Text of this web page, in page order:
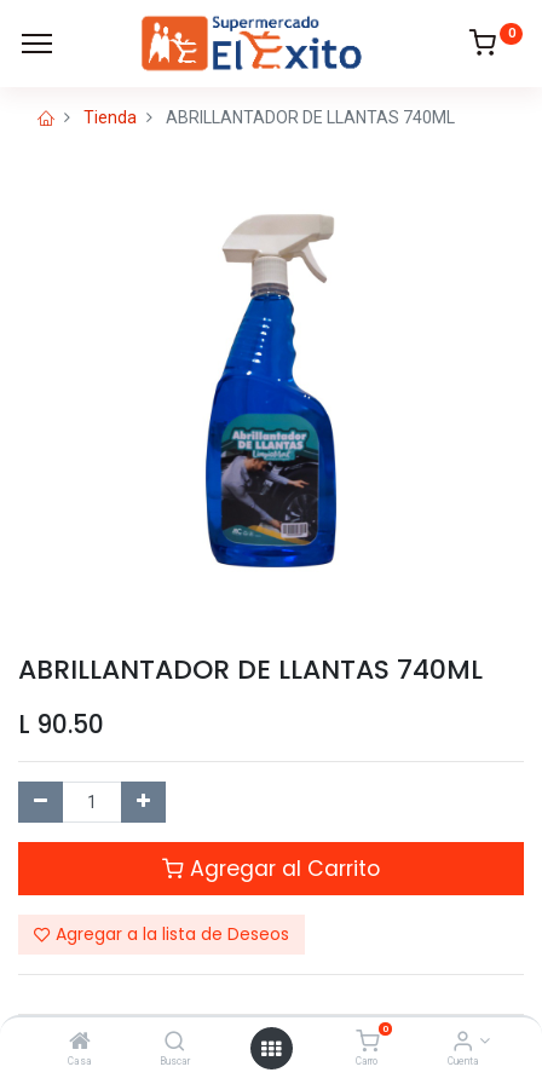
Casa Buscar
0
Carro Cuenta
0
Tienda ABRILLANTADOR DE LLANTAS 740ML
ABRILLANTADOR DE LLANTAS 740ML
L 90.50
Agregar al Carrito
Agregar a la lista de Deseos
Compartir este Producto: